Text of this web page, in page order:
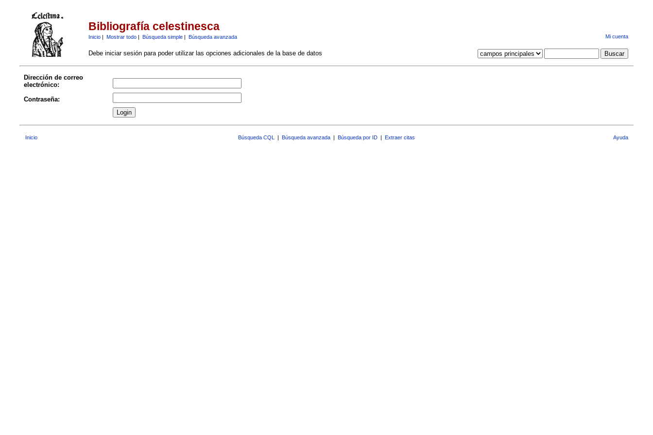
Bibliografía celestinesca
Inicio| Mostrar todo| Búsqueda simple| Búsqueda avanzada Mi cuenta
Debe iniciar sesión para poder utilizar las opciones adicionales de la base de datos
Dirección de correo
electrónico:
Contraseña:
Inicio Búsqueda CQL | Búsqueda avanzada | Búsqueda por ID | Extraer citas Ayuda